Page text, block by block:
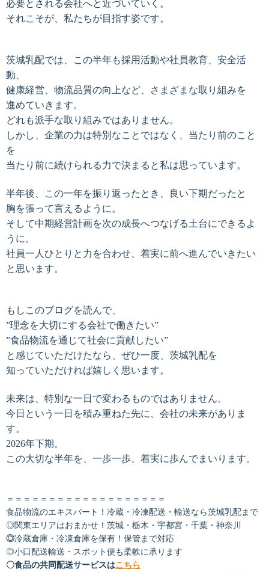
必要とされる会社へと近づいていく。
それこそが、私たちが目指す姿です。
茨城乳配では、この半年も採用活動や社員教育、安全活
動、
健康経営、物流品質の向上など、さまざまな取り組みを
進めていきます。
どれも派手な取り組みではありません。
しかし、企業の力は特別なことではなく、当たり前のこと
を
当たり前に続けられる力で決まると私は思っています。
半年後、この一年を振り返ったとき、良い下期だったと
胸を張って言えるように。
そして中期経営計画を次の成長へつなげる土台にできるよ
うに。
社員一人ひとりと力を合わせ、着実に前へ進んでいきたい
と思います。
もしこのブログを読んで、
”理念を大切にする会社で働きたい”
”食品物流を通じて社会に貢献したい”
と感じていただけたなら、ぜひ一度、茨城乳配を
知っていただければ嬉しく思います。
未来は、特別な一日で変わるものではありません。
今日という一日を積み重ねた先に、会社の未来がありま
す。
2026年下期。
この大切な半年を、一歩一歩、着実に歩んでまいります。
＝＝＝＝＝＝＝＝＝＝＝＝＝＝＝＝＝＝＝
食品物流のエキスパート！冷蔵・冷凍配送・輸送なら茨城乳配まで
◎関東エリアはおまかせ！茨城・栃木・宇都宮・千葉・神奈川
◎冷蔵倉庫・冷凍倉庫を保有！保管まで対応
◎小口配送輸送・スポット便も柔軟に承ります
〇食品の共同配送サービスはこちら